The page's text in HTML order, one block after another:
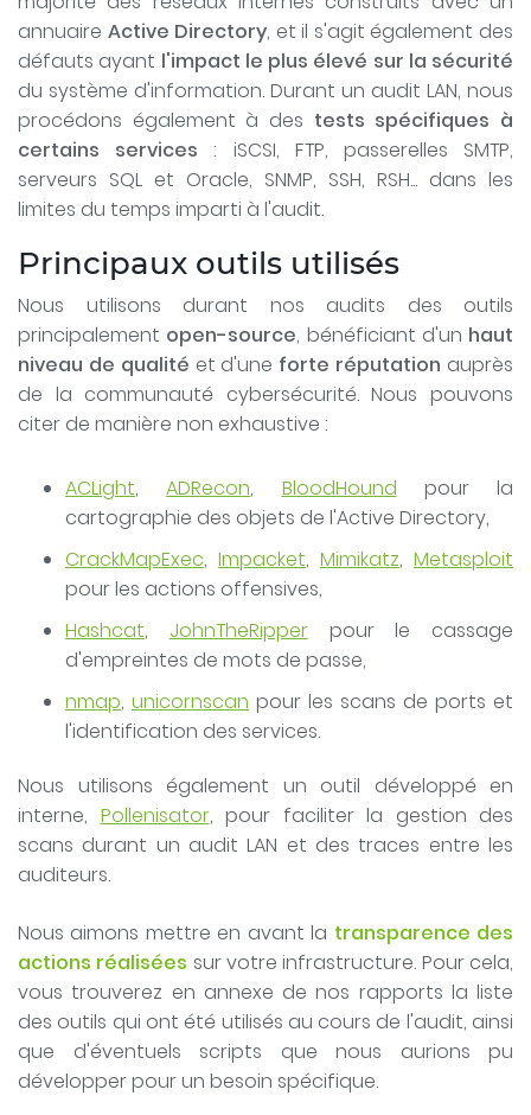
annuaire Active Directory, et il s'agit également des
défauts ayant l'impact le plus élevé sur la sécurité
du système d'information. Durant un audit LAN, nous
procédons également à des tests spécifiques à
certains services : iSCSI, FTP, passerelles SMTP,
serveurs SQL et Oracle, SNMP, SSH, RSH... dans les
limites du temps imparti à l'audit.
Principaux outils utilisés
Nous utilisons durant nos audits des outils
principalement open-source, bénéficiant d'un haut
niveau de qualité et d'une forte réputation auprès
de la communauté cybersécurité. Nous pouvons
citer de manière non exhaustive :
ACLight,ADRecon, BloodHound pour la
cartographie des objets de l'Active Directory,
CrackMapExec, Impacket, Mimikatz, Metasploit
pour les actions offensives,
Hashcat, JohnTheRipperpour le cassage
d'empreintes de mots de passe,
nmap, unicornscan pour les scans de ports et
l'identification des services.
Nous utilisons également un outil développé en
interne, Pollenisator, pour faciliter la gestion des
scans durant un audit LAN et des traces entre les
auditeurs.
Nous aimons mettre en avant la transparence des
actions réalisées sur votre infrastructure. Pour cela,
vous trouverez en annexe de nos rapports la liste
des outils qui ont été utilisés au cours de l'audit, ainsi
que d'éventuels scripts que nous aurions pu
développer pour un besoin spécifique.